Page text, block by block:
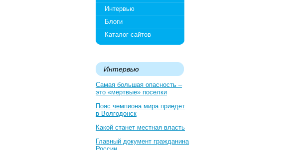
Интервью
Блоги
Каталог сайтов
Интервью
Самая большая опасность –
это «мертвые» поселки
Пояс чемпиона мира приедет
в Волгодонск
Какой станет местная власть
Главный документ гражданина